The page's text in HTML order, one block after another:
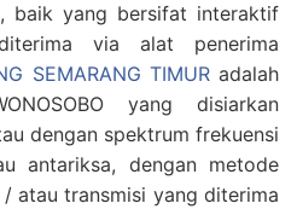
baik yang bersifat interaktif
via alat penerima
SEMARANG TIMURadalah
yang disiarkan
dengan spektrum frekuensi
antariksa, dengan metode
/ atau transmisi yang diterima